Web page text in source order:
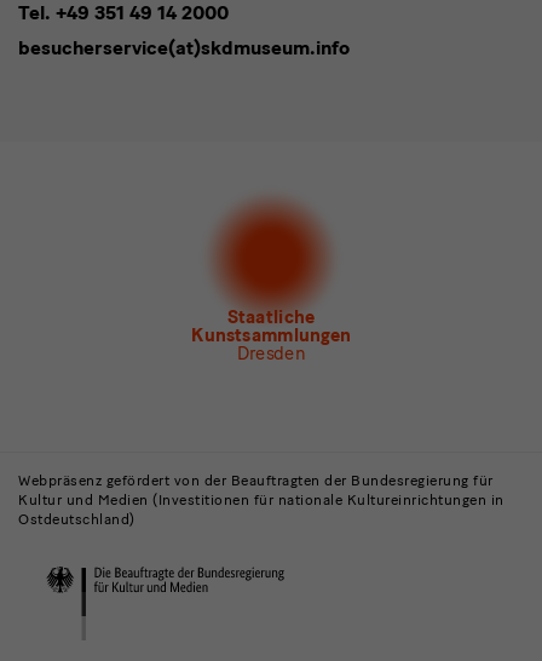
* Pflichtfeld
Ich stimme derDatenschutzerklärung
Museum für Sächsische Volkskunst
Tel. +49 351 49 14 2000
besucherservice(at)skdmuseum.info
Staatliche
Kunstsammlungen
Dresden
Museen
und
Institutionen
Webpräsenz gefördert von der Beauftragten der Bundesregierung für
Kultur und Medien (Investitionen für nationale Kultureinrichtungen in
Ostdeutschland)